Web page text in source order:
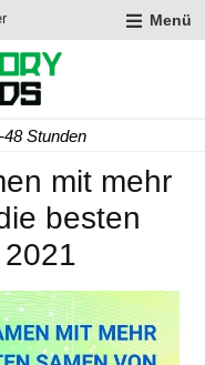
Menü
Stunden
mit mehr
besten